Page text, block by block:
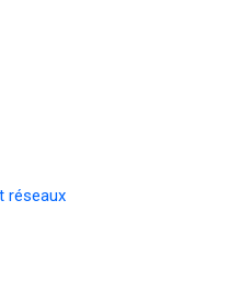
réseaux